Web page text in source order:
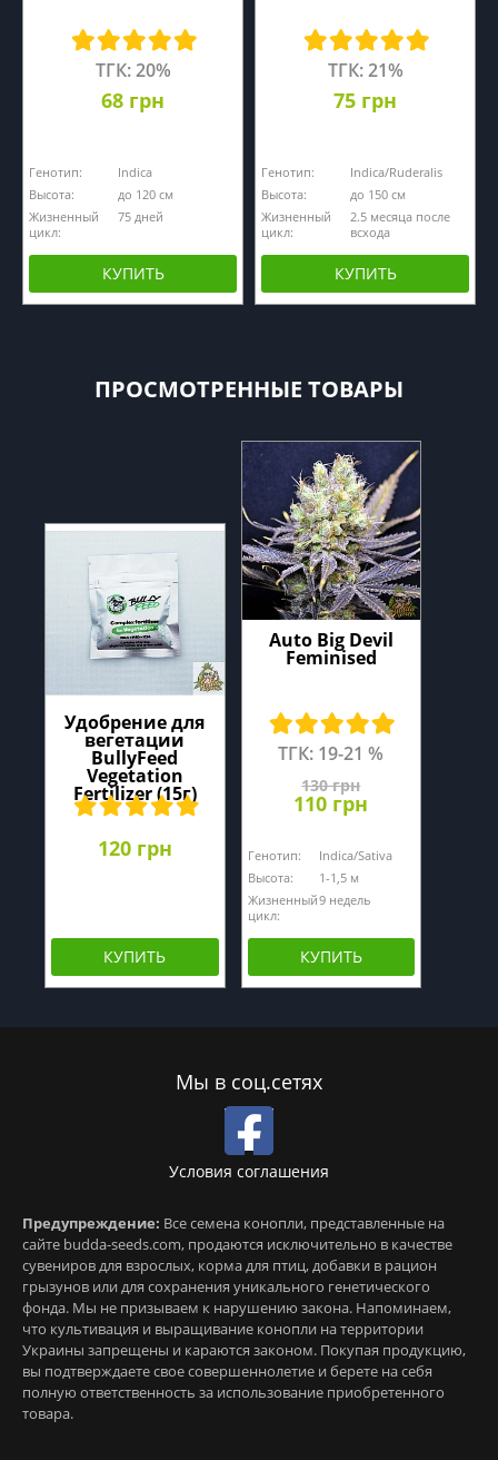
ТГК: 20%
68 грн
Генотип:
Indica
Высота:
до 120 см
Жизненный
цикл:
75 дней
КУПИТЬ
ТГК: 21%
75 грн
Генотип:
Indica/Ruderalis
Высота:
до 150 см
Жизненный
цикл:
2.5 месяца после
всхода
КУПИТЬ
ПРОСМОТРЕННЫЕ ТОВАРЫ
Удобрение для
вегетации
BullyFeed
Vegetation
Fertilizer (15г)
120 грн
КУПИТЬ
Auto Big Devil
Feminised
ТГК: 19-21 %
130 грн
110 грн
Генотип:
Indica/Sativa
Высота:
1-1,5 м
Жизненный
цикл:
9 недель
КУПИТЬ
Мы в соц.сетях
Условия соглашения
Предупреждение: Все семена конопли, представленные на
сайте budda-seeds.com, продаются исключительно в качестве
сувениров для взрослых, корма для птиц, добавки в рацион
грызунов или для сохранения уникального генетического
фонда. Мы не призываем к нарушению закона. Напоминаем,
что культивация и выращивание конопли на территории
Украины запрещены и караются законом. Покупая продукцию,
вы подтверждаете свое совершеннолетие и берете на себя
полную ответственность за использование приобретенного
товара.